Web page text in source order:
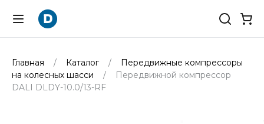
Главная Каталог
Передвижные компрессоры
на колесных шасси
Передвижной компрессор
DALI DLDY-10.0/13-RF